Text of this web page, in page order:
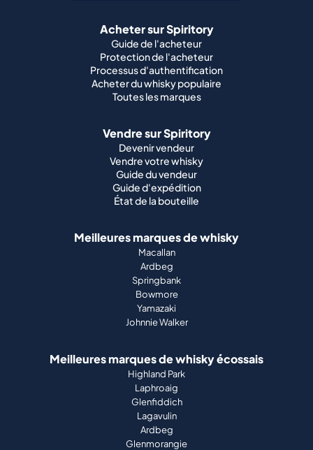
Acheter sur Spiritory
Guide de l'acheteur
Protection de l'acheteur
Processus d'authentification
Acheter du whisky populaire
Toutes les marques
Vendre sur Spiritory
Devenir vendeur
Vendre votre whisky
Guide du vendeur
Guide d'expédition
État de la bouteille
Meilleures marques de whisky
Macallan
Ardbeg
Springbank
Bowmore
Yamazaki
Johnnie Walker
Meilleures marques de whisky écossais
Highland Park
Laphroaig
Glenfiddich
Lagavulin
Ardbeg
Glenmorangie